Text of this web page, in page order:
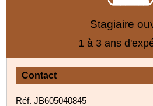
Stagiaire
1 à 3 ans
Contact
Réf. JB605040845